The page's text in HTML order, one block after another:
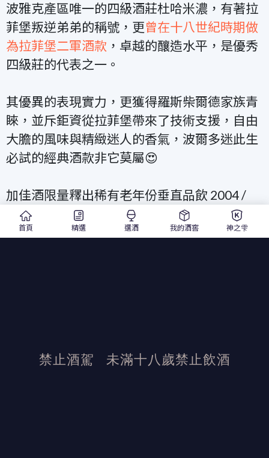
波雅克產區唯一的四級酒莊杜哈米濃，有著拉
菲堡叛逆弟弟的稱號，更曾在十八世紀時期做
為拉菲堡二軍酒款 ，卓越的釀造水平，是優秀
四級莊的代表之一。
其優異的表現實力，更獲得羅斯柴爾德家族青
睞，並斥鉅資從拉菲堡帶來了技術支援，自由
大膽的風味與精緻迷人的香氣，波爾多迷此生
必試的經典酒款非它莫屬😍
加佳酒限量釋出稀有老年份垂直品飲 2004 /
2011，獨享時間沈澱後各年份的美妙風采✨
首頁 精選 選酒 我的酒窖 神之雫
禁止酒駕 未滿十八歲禁止飲酒